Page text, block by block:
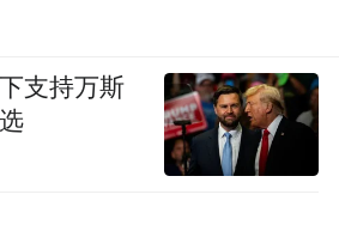
支持万斯